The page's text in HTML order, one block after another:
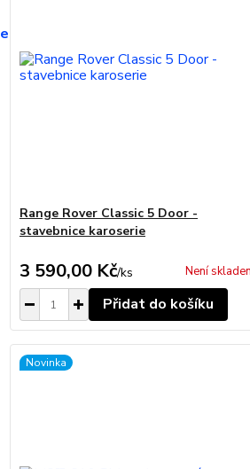
Range Rover Classic 5 Door -
stavebnice karoserie
3 590,00 Kč/ks Není
Přidat do košíku
Novinka